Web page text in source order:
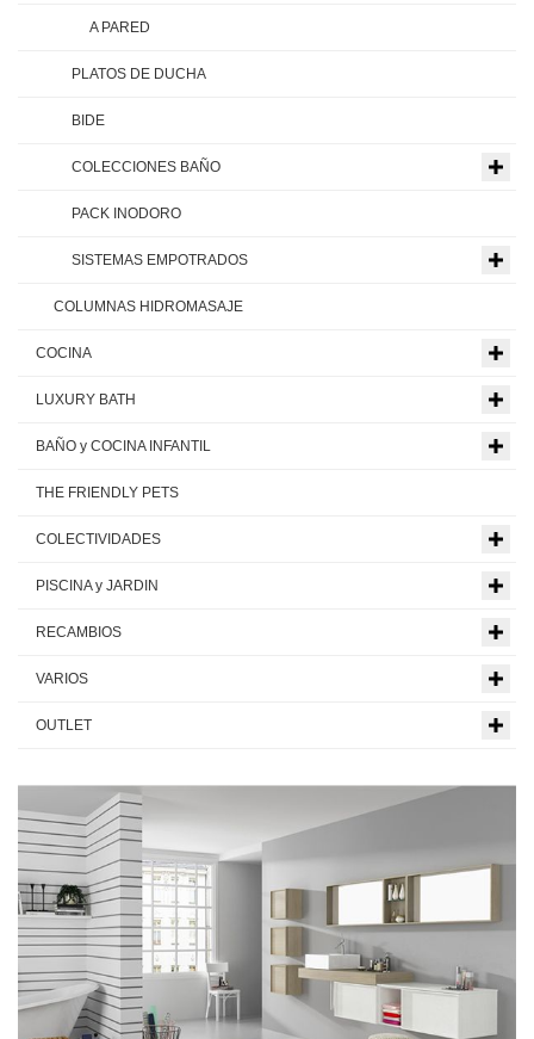
A PARED
PLATOS DE DUCHA
BIDE
COLECCIONES BAÑO
PACK INODORO
SISTEMAS EMPOTRADOS
COLUMNAS HIDROMASAJE
COCINA
LUXURY BATH
BAÑO y COCINA INFANTIL
THE FRIENDLY PETS
COLECTIVIDADES
PISCINA y JARDIN
RECAMBIOS
VARIOS
OUTLET